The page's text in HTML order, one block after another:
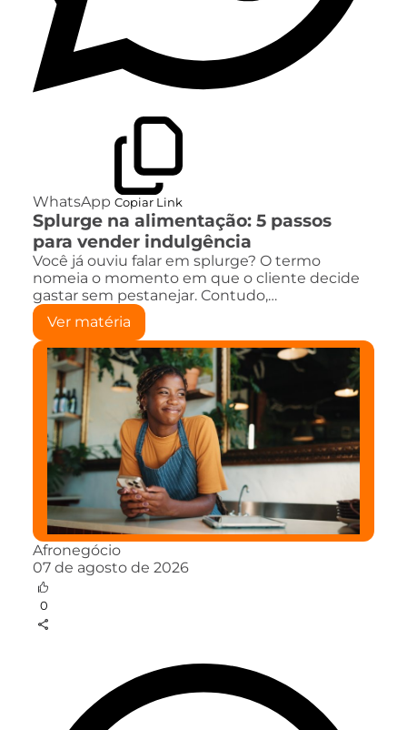
WhatsApp Copiar Link
Splurge na alimentação: 5 passos
para vender indulgência
Você já ouviu falar em splurge? O termo
nomeia o momento em que o cliente decide
gastar sem pestanejar. Contudo,…
Ver matéria
Afronegócio
07 de agosto de 2026
0